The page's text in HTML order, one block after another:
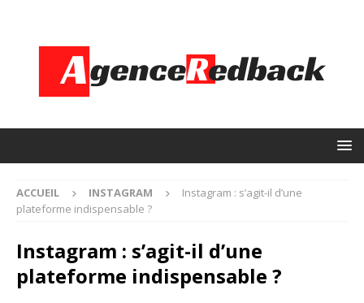
ACCUEIL INSTAGRAM
Instagram : s’agit-il d’une
plateforme indispensable ?
Instagram : s’agit-il d’une
plateforme indispensable ?